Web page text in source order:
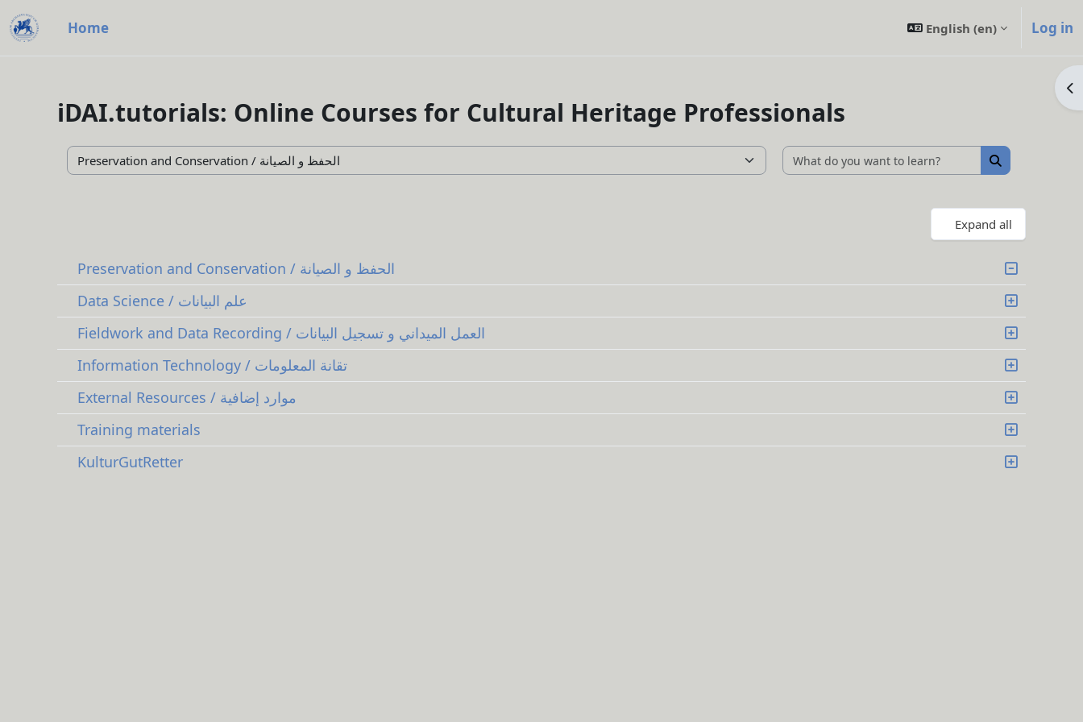
Home English ‎(en)‎ Log in
iDAI.tutorials: Online Courses for Cultural Heritage Professionals
Course categories
What do you
What do you
Expand all
Preservation and Conservation / الحفظ و الصيانة
Data Science / علم البيانات
Fieldwork and Data Recording / العمل الميداني و تسجيل البيانات
Information Technology / تقانة المعلومات
External Resources / موارد إضافية
Training materials
KulturGutRetter